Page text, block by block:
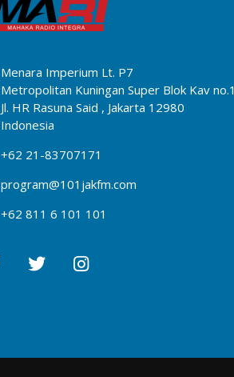
Menara Imperium Lt. P7
Metropolitan Kuningan Super Blok Kav no.1
Jl. HR Rasuna Said , Jakarta 12980
Indonesia
+62 21-83707171
program@101jakfm.com
+62 811 6 101 101